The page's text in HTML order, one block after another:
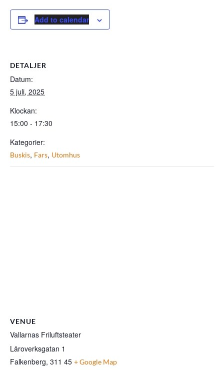
Add to calendar
DETALJER
Datum:
5 juli, 2025
Klockan:
15:00 - 17:30
Kategorier:
Buskis, Fars, Utomhus
VENUE
Vallarnas Friluftsteater
Läroverksgatan 1
Falkenberg, 311 45 + Google Map